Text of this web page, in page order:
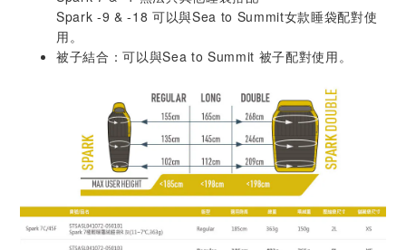
Spark -9 & -18 可以與Sea to Summit女款睡袋配對使
用。
被子結合：可以與Sea to Summit 被子配對使用。